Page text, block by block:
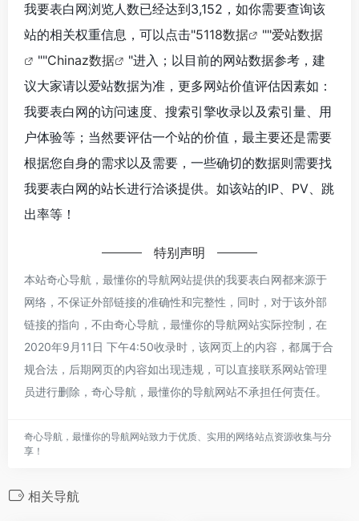
我要表白网浏览人数已经达到3,152，如你需要查询该
站的相关权重信息，可以点击"5118数据 ""爱站数据
""Chinaz数据
"进入；以目前的网站数据参考，建
议大家请以爱站数据为准，更多网站价值评估因素如：
我要表白网的访问速度、搜索引擎收录以及索引量、用
户体验等；当然要评估一个站的价值，最主要还是需要
根据您自身的需求以及需要，一些确切的数据则需要找
我要表白网的站长进行洽谈提供。如该站的IP、PV、跳
出率等！
特别声明
本站奇心导航，最懂你的导航网站提供的我要表白网都来源于
网络，不保证外部链接的准确性和完整性，同时，对于该外部
链接的指向，不由奇心导航，最懂你的导航网站实际控制，在
2020年9月11日 下午4:50收录时，该网页上的内容，都属于合
规合法，后期网页的内容如出现违规，可以直接联系网站管理
员进行删除，奇心导航，最懂你的导航网站不承担任何责任。
奇心导航，最懂你的导航网站致力于优质、实用的网络站点资源收集与分
享！
相关导航